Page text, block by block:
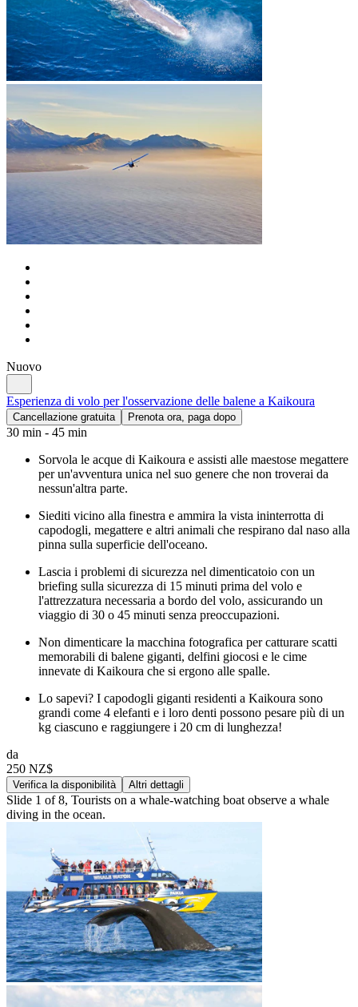
Nuovo
Esperienza di volo per l'osservazione delle balene a Kaikoura
Cancellazione gratuita Prenota ora, paga dopo
30 min - 45 min
Sorvola le acque di Kaikoura e assisti alle maestose megattere
per un'avventura unica nel suo genere che non troverai da
nessun'altra parte.
Siediti vicino alla finestra e ammira la vista ininterrotta di
capodogli, megattere e altri animali che respirano dal naso alla
pinna sulla superficie dell'oceano.
Lascia i problemi di sicurezza nel dimenticatoio con un
briefing sulla sicurezza di 15 minuti prima del volo e
l'attrezzatura necessaria a bordo del volo, assicurando un
viaggio di 30 o 45 minuti senza preoccupazioni.
Non dimenticare la macchina fotografica per catturare scatti
memorabili di balene giganti, delfini giocosi e le cime
innevate di Kaikoura che si ergono alle spalle.
Lo sapevi? I capodogli giganti residenti a Kaikoura sono
grandi come 4 elefanti e i loro denti possono pesare più di un
kg ciascuno e raggiungere i 20 cm di lunghezza!
da
250 NZ$
Verifica la disponibilità Altri dettagli
Slide 1 of 8, Tourists on a whale-watching boat observe a whale
diving in the ocean.